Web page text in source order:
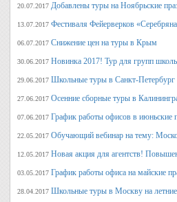
20.07.2017 Добавлены туры на Ноябрьские
13.07.2017 Фестиваля Фейерверков
06.07.2017 Снижение цен на туры в Крым
30.06.2017 Новинка 2017! Тур для групп
29.06.2017 Школьные туры в Санкт-Петербург
27.06.2017 Осенние сборные туры в
07.06.2017 График работы офисов в июньские
22.05.2017 Обучающий вебинар на тему:
12.05.2017 Новая акция для агентств!
03.05.2017 График работы офиса на майские
28.04.2017 Школьные туры в Москву на